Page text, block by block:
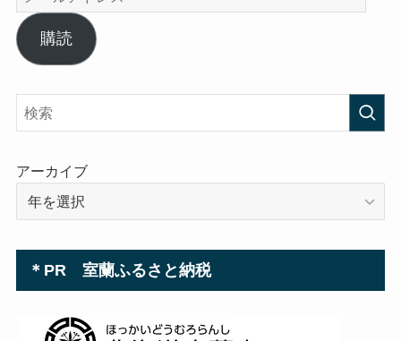
ー
ル
ア
レ
ス
購読
アーカイブ
＊PR 室蘭ふるさと納税